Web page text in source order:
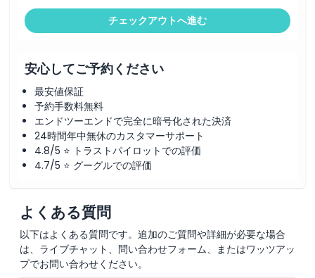
展示の合計上映時間は55分で、35分の長尺ショーと15分の短
尺ショーで構成されています
場はできません
55分の映像に加え、スタジオルームで現代的なショーもお楽
しみいただけます
受け取り情報
臨時休業のお知らせ
以下のとおり、今後の休館スケジュールをご案内します：
5月2日（金）：午後3時30分から閉館
6月22日（日）〜7月6日（日）：終日休館
チェックアウトへ進む
安心してご予約ください
最安値保証
予約手数料無料
エンドツーエンドで完全に暗号化された決済
24時間年中無休のカスタマーサポート
4.8/5 ⭐ トラストパイロットでの評価
4.7/5 ⭐ グーグルでの評価
よくある質問
以下はよくある質問です。追加のご質問や詳細が必要な場合
は、ライブチャット、問い合わせフォーム、またはワッツアッ
プでお問い合わせください。